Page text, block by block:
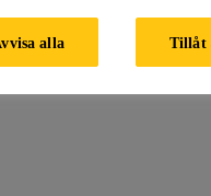
CN
alla Tillåt